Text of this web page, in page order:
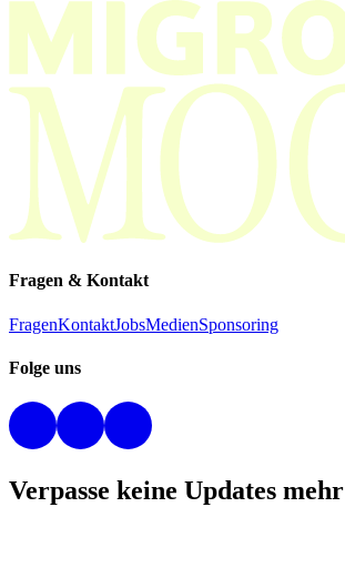
Fragen & Kontakt
FragenKontaktJobsMedienSponsoring
Folge uns
Verpasse keine Updates mehr